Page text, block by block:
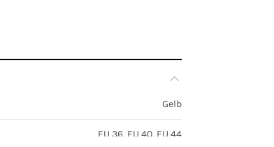
Gelb
EU 36, EU 40, EU 44